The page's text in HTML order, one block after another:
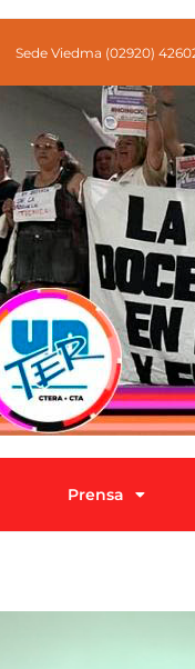
Sede Viedma (02920)
Prensa